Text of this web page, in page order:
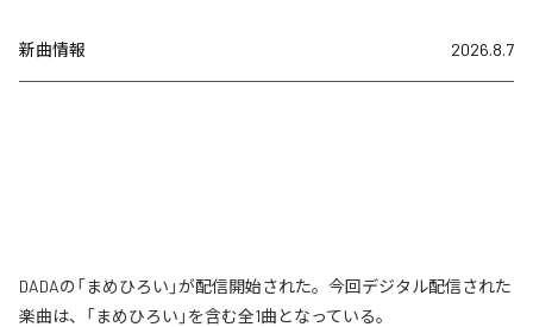
新曲情報 2026.8.7
DADAの「まめひろい」が配信開始された。今回デジタル配信された
楽曲は、「まめひろい」を含む全1曲となっている。